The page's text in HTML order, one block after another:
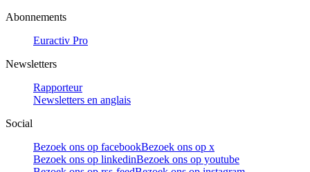
Abonnements
Euractiv Pro
Newsletters
Rapporteur
Newsletters en anglais
Social
Bezoek ons op facebookBezoek ons op x
Bezoek ons op linkedinBezoek ons op youtube